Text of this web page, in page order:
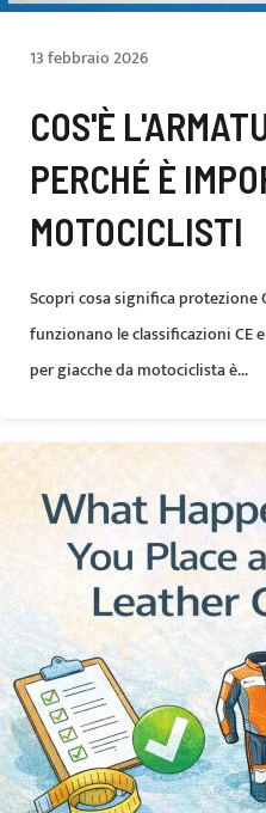
13 febbraio 2026
COS'È
PERCHÉ È
MOTOCICLISTI
Scopri cosa significa protezione
funzionano le classificazioni CE
per giacche da motociclista è...